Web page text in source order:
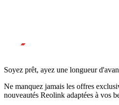
Soyez prêt, ayez une longueur
Ne manquez jamais les offres
nouveautés Reolink adaptées à vos